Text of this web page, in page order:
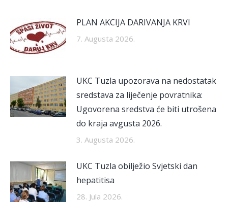
PLAN AKCIJA DARIVANJA KRVI
7. Augusta 2026.
UKC Tuzla upozorava na nedostatak
sredstava za liječenje povratnika:
Ugovorena sredstva će biti utrošena
do kraja avgusta 2026.
3. Augusta 2026.
UKC Tuzla obilježio Svjetski dan
hepatitisa
28. Jula 2026.